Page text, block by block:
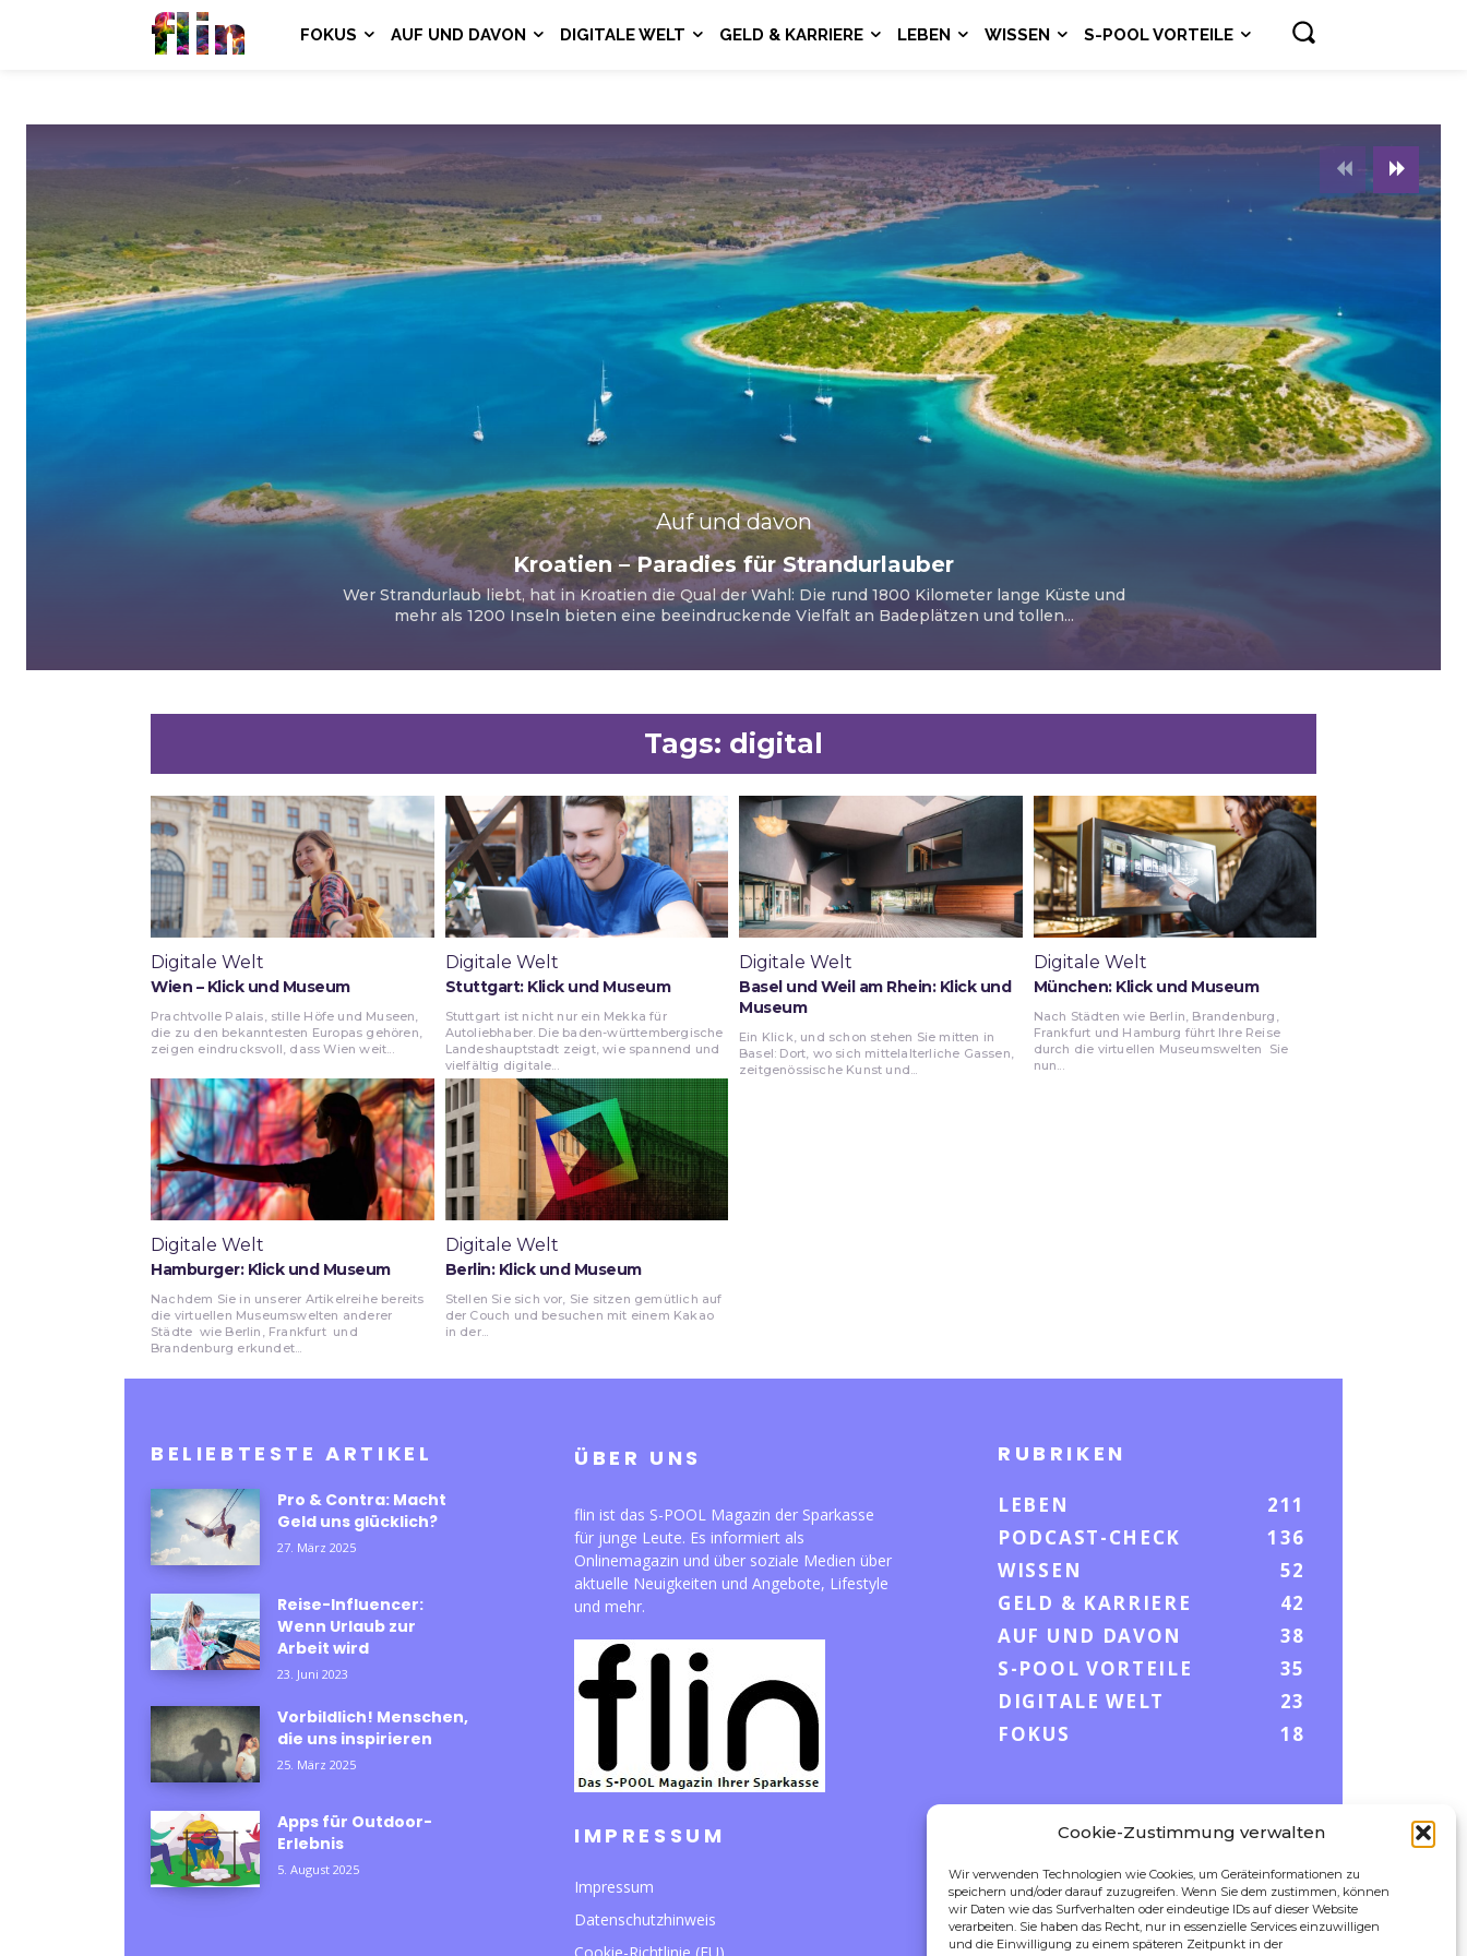
Cookie-Zustimmung verwalten
Wir verwenden Technologien wie Cookies, um Geräteinformationen zu
speichern und/oder darauf zuzugreifen. Wenn Sie dem zustimmen, können
wir Daten wie das Surfverhalten oder eindeutige IDs auf dieser Website
verarbeiten. Sie haben das Recht, nur in essenzielle Services einzuwilligen
und die Einwilligung zu einem späteren Zeitpunkt in der
flin FOKUS AUF UND DAVON DIGITALE WELT GELD & KARRIERE LEBEN WISSEN S-POOL VORTEILE
Auf und davon
Kroatien – Paradies für Strandurlauber
Wer Strandurlaub liebt, hat in Kroatien die Qual der Wahl: Die rund 1800 Kilometer lange Küste und
mehr als 1200 Inseln bieten eine beeindruckende Vielfalt an Badeplätzen und tollen...
Tags: digital
Digitale Welt
Wien – Klick und Museum
Prachtvolle Palais, stille Höfe und Museen,
die zu den bekanntesten Europas gehören,
zeigen eindrucksvoll, dass Wien weit...
Digitale Welt
Stuttgart: Klick und Museum
Stuttgart ist nicht nur ein Mekka für
Autoliebhaber. Die baden-württembergische
Landeshauptstadt zeigt, wie spannend und
vielfältig digitale...
Digitale Welt
Basel und Weil am Rhein: Klick und
Museum
Ein Klick, und schon stehen Sie mitten in
Basel: Dort, wo sich mittelalterliche Gassen,
zeitgenössische Kunst und...
Digitale Welt
München: Klick und Museum
Nach Städten wie Berlin, Brandenburg,
Frankfurt und Hamburg führt Ihre Reise
durch die virtuellen Museumswelten Sie
nun...
Digitale Welt
Hamburger: Klick und Museum
Nachdem Sie in unserer Artikelreihe bereits
die virtuellen Museumswelten anderer
Städte wie Berlin, Frankfurt und
Brandenburg erkundet...
Digitale Welt
Berlin: Klick und Museum
Stellen Sie sich vor, Sie sitzen gemütlich auf
der Couch und besuchen mit einem Kakao
in der...
BELIEBTESTE ARTIKEL
Pro & Contra: Macht
Geld uns glücklich?
27. März 2025
Reise-Influencer:
Wenn Urlaub zur
Arbeit wird
23. Juni 2023
Vorbildlich! Menschen,
die uns inspirieren
25. März 2025
Apps für Outdoor-
Erlebnis
5. August 2025
ÜBER UNS
flin ist das S-POOL Magazin der Sparkasse
für junge Leute. Es informiert als
Onlinemagazin und über soziale Medien über
aktuelle Neuigkeiten und Angebote, Lifestyle
und mehr.
IMPRESSUM
Impressum
Datenschutzhinweis
Cookie-Richtlinie (EU)
RUBRIKEN
LEBEN
211
PODCAST-CHECK
136
WISSEN
52
GELD & KARRIERE
42
AUF UND DAVON
38
S-POOL VORTEILE
35
DIGITALE WELT
23
FOKUS
18
FOLLOW US